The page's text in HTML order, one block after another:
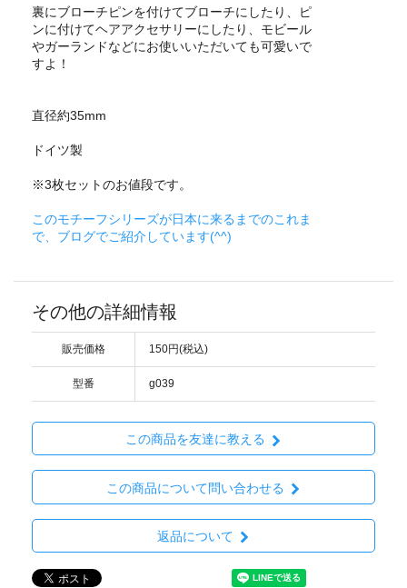
裏にブローチピンを付けてブローチにしたり、ピ
ンに付けてヘアアクセサリーにしたり、モビール
やガーランドなどにお使いいただいても可愛いで
すよ！
直径約35mm
ドイツ製
※3枚セットのお値段です。
このモチーフシリーズが日本に来るまでのこれま
で、ブログでご紹介しています(^^)
その他の詳細情報
販売価格 150円(税込)
型番 g039
この商品を友達に教える
この商品について問い合わせる
返品について